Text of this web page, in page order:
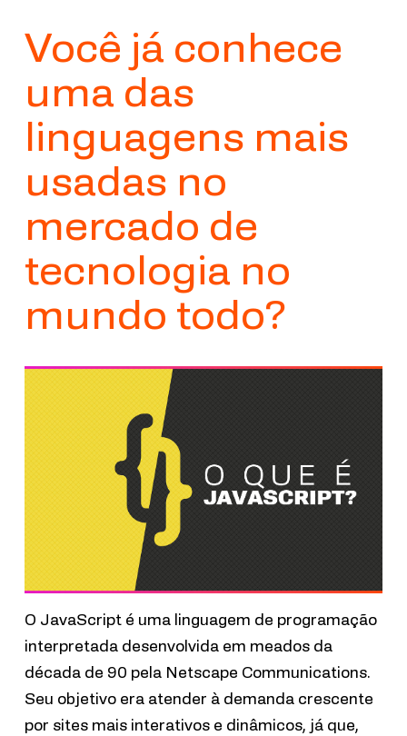
Você já conhece
uma das
linguagens mais
usadas no
mercado de
tecnologia no
mundo todo?
O JavaScript é uma linguagem de programação
interpretada desenvolvida em meados da
década de 90 pela Netscape Communications.
Seu objetivo era atender à demanda crescente
por sites mais interativos e dinâmicos, já que,